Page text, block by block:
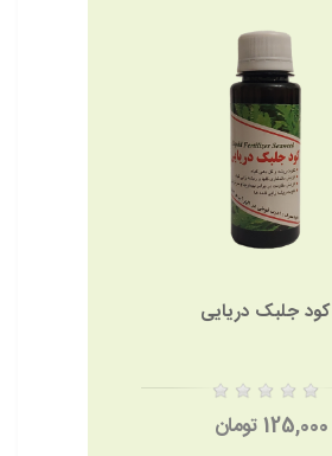
کود جلبک دریایی
125,000 تومان